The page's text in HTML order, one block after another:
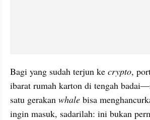
Bagi yang sudah terjun ke crypto,
ibarat rumah karton di tengah
satu gerakan whale bisa
ingin masuk, sadarilah: ini bukan